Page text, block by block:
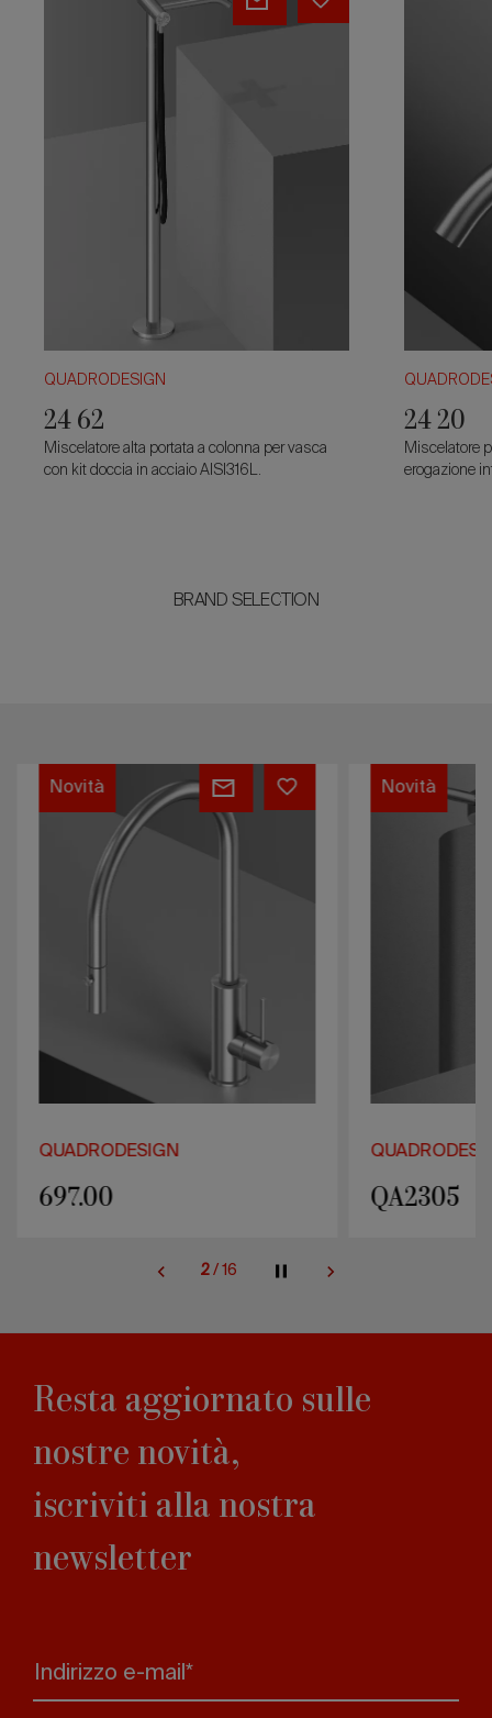
QUADRODESIGN
24 62
Miscelatore alta portata a colonna per vasca
con kit doccia in acciaio AISI316L.
24 20
Miscelatore
erogazione
BRAND SELECTION
697.00
Novità
QUADRODESIGN
697.00
QA2305
Novità
QA2305
2 / 16
Resta aggiornato sulle
nostre novità,
iscriviti alla nostra
newsletter
Indirizzo e-mail*